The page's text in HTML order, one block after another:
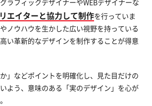
エイターと協力して制作を行っていま
ノウハウを生かした広い視野を持っている
い革新的なデザインを制作することが得意
」などポイントを明確化し、見た目だけの
よう、意味のある「実のデザイン」を心が